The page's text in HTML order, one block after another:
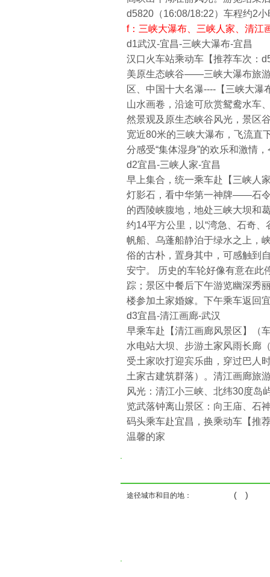
d5820（16:08/18:22）车程约
f：三峡大瀑布、三峡人家、清
d1武汉-宜昌-三峡大瀑布-宜昌
汉口火车站乘动车【推荐车次：
美原生态峡谷——三峡大瀑布旅
区、中国十大名瀑----【三峡大
山水画卷，沿途可欣赏鸳鸯水车
然景观及原生态峡谷风光，景区
宽近80米的三峡大瀑布，飞流直
分感受“集体湿身”的欢乐和激情
d2宜昌-三峡人家-宜昌
早上集合，统一乘车赴【三峡人
灯影石，看中华第一神牌——石
的西陵峡腹地，地处三峡大坝和
约14平方公里，以“湾急、石奇
帆船、乌蓬船静泊于绿水之上，
俗的古朴，置身其中，可感触到
安宁。 历史的车轮好像有意在此
踪；景区中餐后下午游览幽深秀
楼参加土家婚嫁。下午乘车返回
d3宜昌-清江画廊-武汉
早乘车赴【清江画廊风景区】（
水电站大坝、步游土家风雨长廊
受土家吹打迎宾乐曲，穿过巴人
土家古建筑群落）。清江画廊旅
风光：清江小三峡、北纬30度岛
览武落钟离山景区：向王庙、石
码头乘车赴宜昌，换乘动车【推
温馨的家
途径城市和目的地： ( )